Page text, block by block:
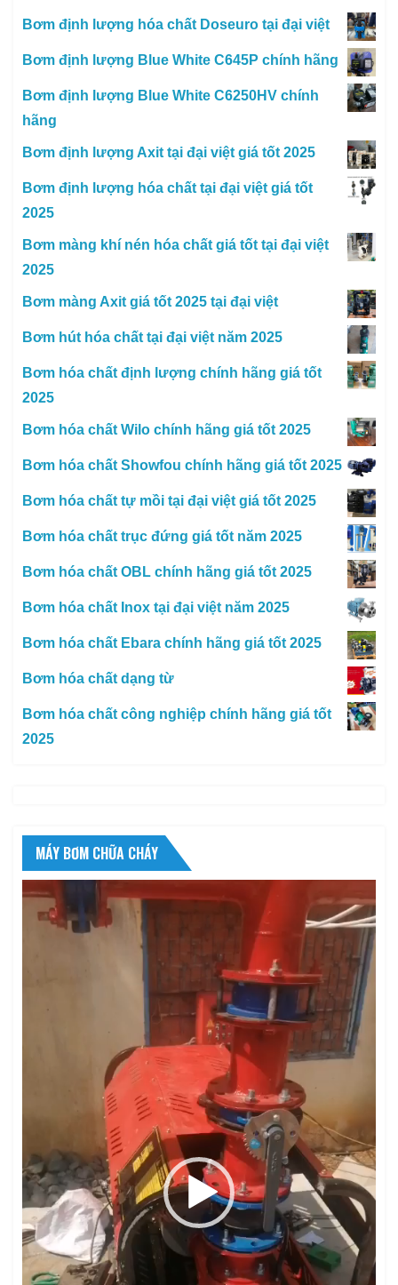
Bơm định lượng hóa chất Doseuro tại đại việt
Bơm định lượng Blue White C645P chính hãng
Bơm định lượng Blue White C6250HV chính
hãng
Bơm định lượng Axit tại đại việt giá tốt 2025
Bơm định lượng hóa chất tại đại việt giá tốt
2025
Bơm màng khí nén hóa chất giá tốt tại đại việt
2025
Bơm màng Axit giá tốt 2025 tại đại việt
Bơm hút hóa chất tại đại việt năm 2025
Bơm hóa chất định lượng chính hãng giá tốt
2025
Bơm hóa chất Wilo chính hãng giá tốt 2025
Bơm hóa chất Showfou chính hãng giá tốt 2025
Bơm hóa chất tự mồi tại đại việt giá tốt 2025
Bơm hóa chất trục đứng giá tốt năm 2025
Bơm hóa chất OBL chính hãng giá tốt 2025
Bơm hóa chất Inox tại đại việt năm 2025
Bơm hóa chất Ebara chính hãng giá tốt 2025
Bơm hóa chất dạng từ
Bơm hóa chất công nghiệp chính hãng giá tốt
2025
MÁY BƠM CHỮA CHÁY
Trình
chơi